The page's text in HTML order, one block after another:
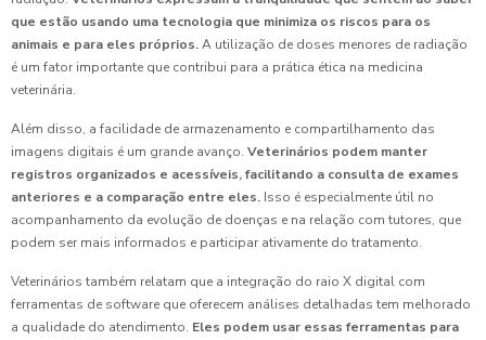
que estão usando uma tecnologia que minimiza os riscos para os
animais e para eles próprios.A utilização de doses menores de radiação
é um fator importante que contribui para a prática ética na medicina
veterinária.
Além disso, a facilidade de armazenamento e compartilhamento das
imagens digitais é um grande avanço. Veterinários podem manter
registros organizados e acessíveis, facilitando a consulta de exames
anteriores e a comparação entre eles. Isso é especialmente útil no
acompanhamento da evolução de doenças e na relação com tutores, que
podem ser mais informados e participar ativamente do tratamento.
Veterinários também relatam que a integração do raio X digital com
ferramentas de software que oferecem análises detalhadas tem melhorado
a qualidade do atendimento. Eles podem usar essas ferramentas para